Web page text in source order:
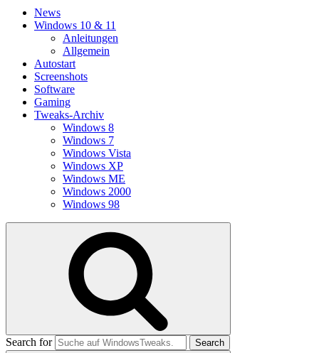
News
Windows 10 & 11
Anleitungen
Allgemein
Autostart
Screenshots
Software
Gaming
Tweaks-Archiv
Windows 8
Windows 7
Windows Vista
Windows XP
Windows ME
Windows 2000
Windows 98
Search for